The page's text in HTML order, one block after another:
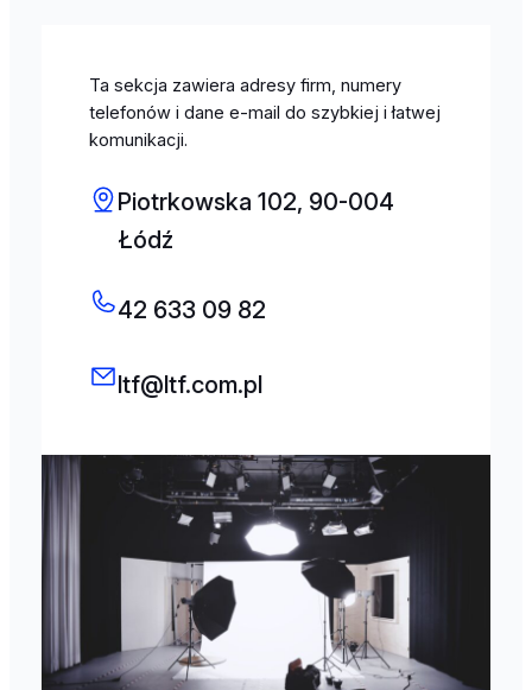
Ta sekcja zawiera adresy firm, numery
telefonów i dane e-mail do szybkiej i łatwej
komunikacji.
Piotrkowska 102, 90-004
Łódź
42 633 09 82
ltf@ltf.com.pl